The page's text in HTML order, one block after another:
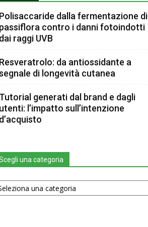
Polisaccaride dalla fermentazione di
passiflora contro i danni fotoindotti
dai raggi UVB
Resveratrolo: da antiossidante a
di longevità cutanea
Tutorial generati dal brand e dagli
utenti: l’impatto sull’intenzione
d’acquisto
una categoria